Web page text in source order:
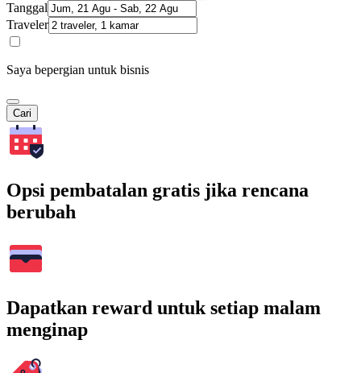
Tanggal
Traveler
Saya bepergian untuk bisnis
Cari
Opsi pembatalan gratis jika rencana
berubah
Dapatkan reward untuk setiap malam
menginap